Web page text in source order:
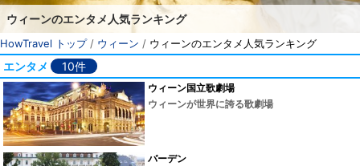
ウィーンのエンタメ人気ランキング
HowTravel トップ/ ウィーン / ウィーンのエンタメ人気ランキング
エンタメ 10件
ウィーン国立歌劇場
ウィーンが世界に誇る歌劇場
バーデン